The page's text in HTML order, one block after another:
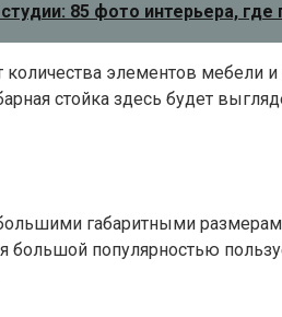
85 фото интерьера, где
количества элементов
стойка здесь будет
габаритными
большой популярностью